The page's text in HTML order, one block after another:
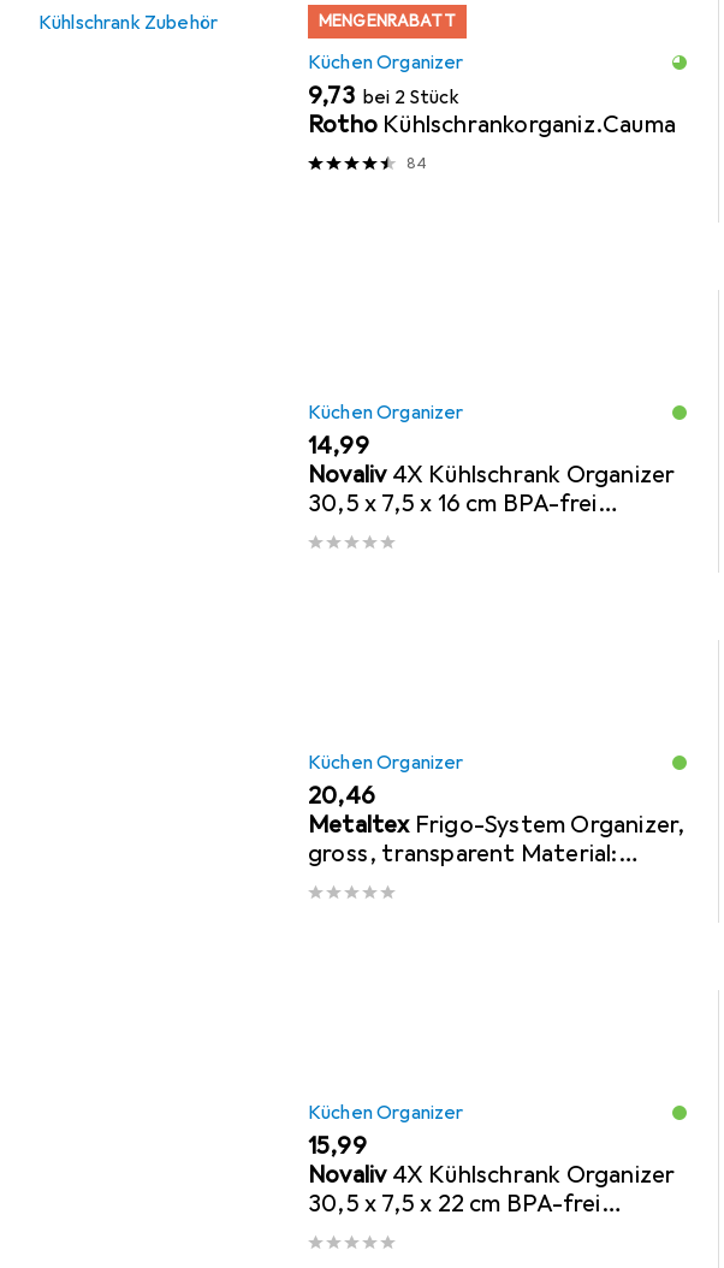
Kühlschrank Zubehör
MENGENRABATT
Küchen Organizer
EUR
9,73 bei 2 Stück
Rotho Kühlschrankorganiz.Cauma
84
Küchen Organizer
EUR
14,99
Novaliv 4X Kühlschrank Organizer
30,5 x 7,5 x 16 cm BPA-frei
Ordnung Made in Germany Leicht
Küchen Organizer
EUR
20,46
Metaltex Frigo-System Organizer,
gross, transparent Material:
Polystyrene PS, zur Kühlschrank-
Küchen Organizer
EUR
15,99
Novaliv 4X Kühlschrank Organizer
30,5 x 7,5 x 22 cm BPA-frei
Küchenordnung Made in Germany